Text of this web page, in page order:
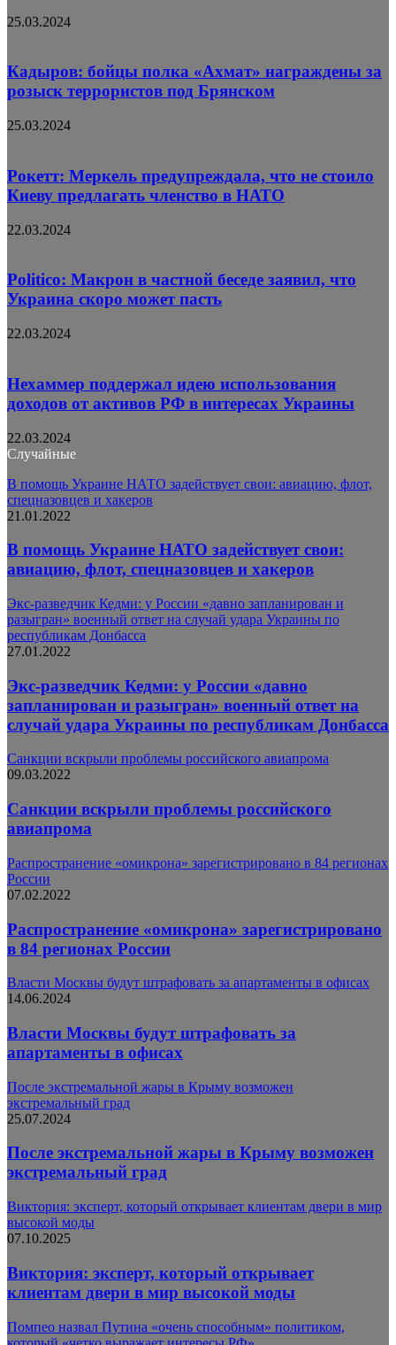
25.03.2024
Кадыров: бойцы полка «Ахмат» награждены за
розыск террористов под Брянском
25.03.2024
Рокетт: Меркель предупреждала, что не стоило
Киеву предлагать членство в НАТО
22.03.2024
Politico: Макрон в частной беседе заявил, что
Украина скоро может пасть
22.03.2024
Нехаммер поддержал идею использования
доходов от активов РФ в интересах Украины
22.03.2024
Случайные
В помощь Украине НАТО задействует свои: авиацию, флот,
спецназовцев и хакеров
21.01.2022
В помощь Украине НАТО задействует свои:
авиацию, флот, спецназовцев и хакеров
Экс-разведчик Кедми: у России «давно запланирован и
разыгран» военный ответ на случай удара Украины по
республикам Донбасса
27.01.2022
Экс-разведчик Кедми: у России «давно
запланирован и разыгран» военный ответ на
случай удара Украины по республикам Донбасса
Санкции вскрыли проблемы российского авиапрома
09.03.2022
Санкции вскрыли проблемы российского
авиапрома
Распространение «омикрона» зарегистрировано в 84 регионах
России
07.02.2022
Распространение «омикрона» зарегистрировано
в 84 регионах России
Власти Москвы будут штрафовать за апартаменты в офисах
14.06.2024
Власти Москвы будут штрафовать за
апартаменты в офисах
После экстремальной жары в Крыму возможен
экстремальный град
25.07.2024
После экстремальной жары в Крыму возможен
экстремальный град
Виктория: эксперт, который открывает клиентам двери в мир
высокой моды
07.10.2025
Виктория: эксперт, который открывает
клиентам двери в мир высокой моды
Помпео назвал Путина «очень способным» политиком,